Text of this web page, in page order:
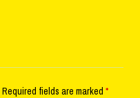
Required fields are marked *